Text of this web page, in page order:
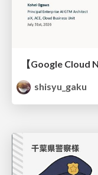
shisyu_gaku